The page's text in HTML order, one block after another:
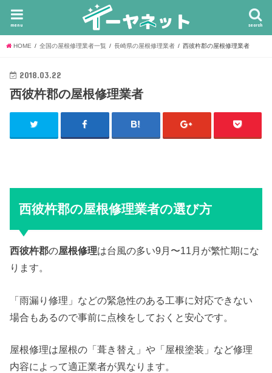
search
menu
HOME 全国の屋根修理業者一覧 長崎県の屋根修理業者 西彼杵郡の屋根修理業者
2018.03.22
西彼杵郡の屋根修理業者
西彼杵郡の屋根修理業者の選び方
西彼杵郡の屋根修理は台風の多い9月〜11月が繁忙期にな
ります。
「雨漏り修理」などの緊急性のある工事に対応できない
場合もあるので事前に点検をしておくと安心です。
屋根修理は屋根の「葺き替え」や「屋根塗装」など修理
内容によって適正業者が異なります。